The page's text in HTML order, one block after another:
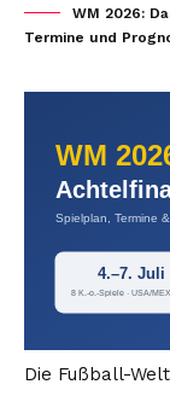
WM 2026:
Termine und
WM
Spielplan, Termine
4.–7. Juli
8 K.-o.-Spiele · USA/
Die Fußball-